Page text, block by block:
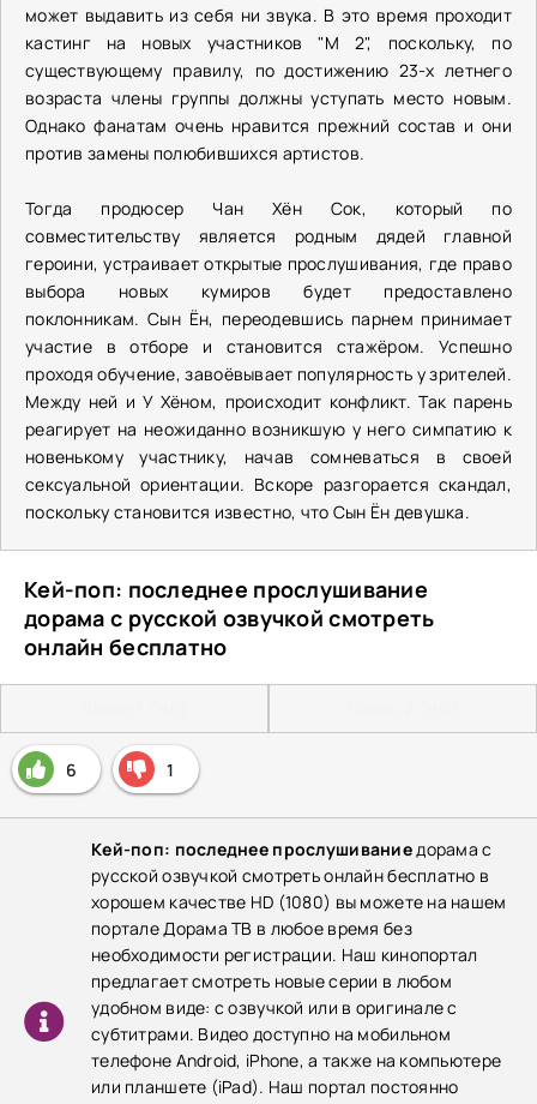
может выдавить из себя ни звука. В это время проходит
кастинг на новых участников "М 2", поскольку, по
существующему правилу, по достижению 23-х летнего
возраста члены группы должны уступать место новым.
Однако фанатам очень нравится прежний состав и они
против замены полюбившихся артистов.
Тогда продюсер Чан Хён Сок, который по
совместительству является родным дядей главной
героини, устраивает открытые прослушивания, где право
выбора новых кумиров будет предоставлено
поклонникам. Сын Ён, переодевшись парнем принимает
участие в отборе и становится стажёром. Успешно
проходя обучение, завоёвывает популярность у зрителей.
Между ней и У Хёном, происходит конфликт. Так парень
реагирует на неожиданно возникшую у него симпатию к
новенькому участнику, начав сомневаться в своей
сексуальной ориентации. Вскоре разгорается скандал,
поскольку становится известно, что Сын Ён девушка.
Кей-поп: последнее прослушивание
дорама с русской озвучкой смотреть
онлайн бесплатно
6 1
Кей-поп: последнее прослушиваниедорама с
русской озвучкой смотреть онлайн бесплатно в
хорошем качестве HD (1080) вы можете на нашем
портале Дорама ТВ в любое время без
необходимости регистрации. Наш кинопортал
предлагает смотреть новые серии в любом
удобном виде: с озвучкой или в оригинале с
субтитрами. Видео доступно на мобильном
телефоне Android, iPhone, а также на компьютере
или планшете (iPad). Наш портал постоянно